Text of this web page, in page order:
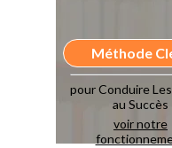
Méthode
pour Conduire
au Succès
voir notre